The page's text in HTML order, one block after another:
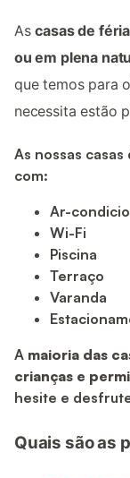
Ascasas de
ou em plena
que temos para
necessita estão
As nossas
com:
Ar-
Wi-Fi
Piscina
Terraço
Varanda
A maioria das
crianças e
hesite e
Quais são as